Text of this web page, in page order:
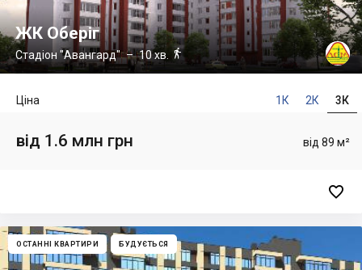
ЖК Оберіг
Стадіон "Авангард"– 10 хв. 
1К 2К 3К
Ціна
від 89 м²
від 1.6 млн грн

ОСТАННІ КВАРТИРИ БУДУЄТЬСЯ